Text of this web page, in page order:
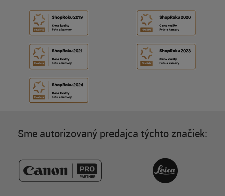
Sme autorizovaný predajca týchto značiek: